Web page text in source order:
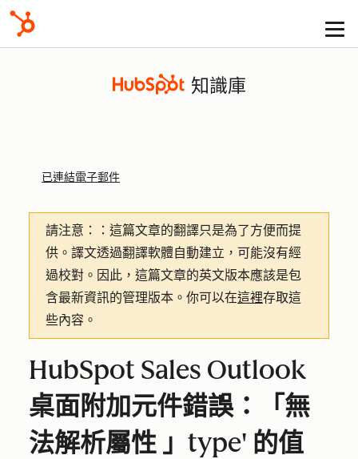
知識庫
已連結電子郵件
請注意：
：這篇文章的翻譯只是為了方便而提
供。譯文透過翻譯軟體自動建立，可能沒有經
過校對。因此，這篇文章的英文版本應該是包
含最新資訊的管理版本。你可以在這裡存取這
些內容。
HubSpot Sales Outlook
桌面附加元件錯誤：「無
法解析屬性 」type' 的值